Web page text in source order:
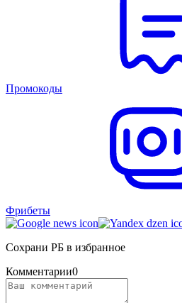
Промокоды
Фрибеты
Сохрани РБ в избранное
Комментарии0